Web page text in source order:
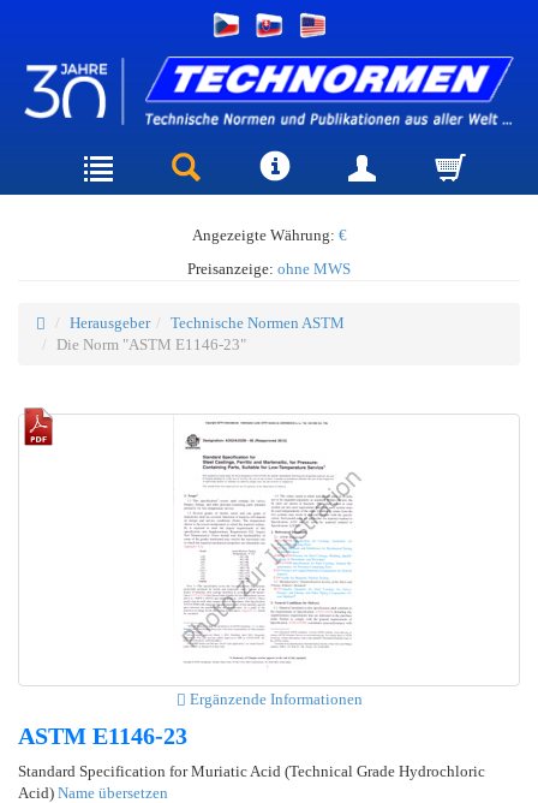
Angezeigte Währung: €
Preisanzeige: ohne MWS
Herausgeber
Technische Normen ASTM
Die Norm "ASTM E1146-23"
Ergänzende Informationen
ASTM E1146-23
Standard Specification for Muriatic Acid (Technical Grade Hydrochloric
Acid) Name übersetzen